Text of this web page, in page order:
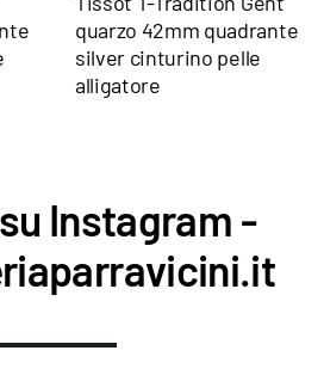
quarzo 42mm quadrante
silver cinturino pelle
alligatore
Instagram -